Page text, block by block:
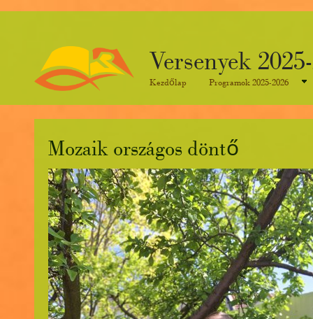
Versenyek
Kezdőlap Programok 2025-2026
Mozaik országos döntő